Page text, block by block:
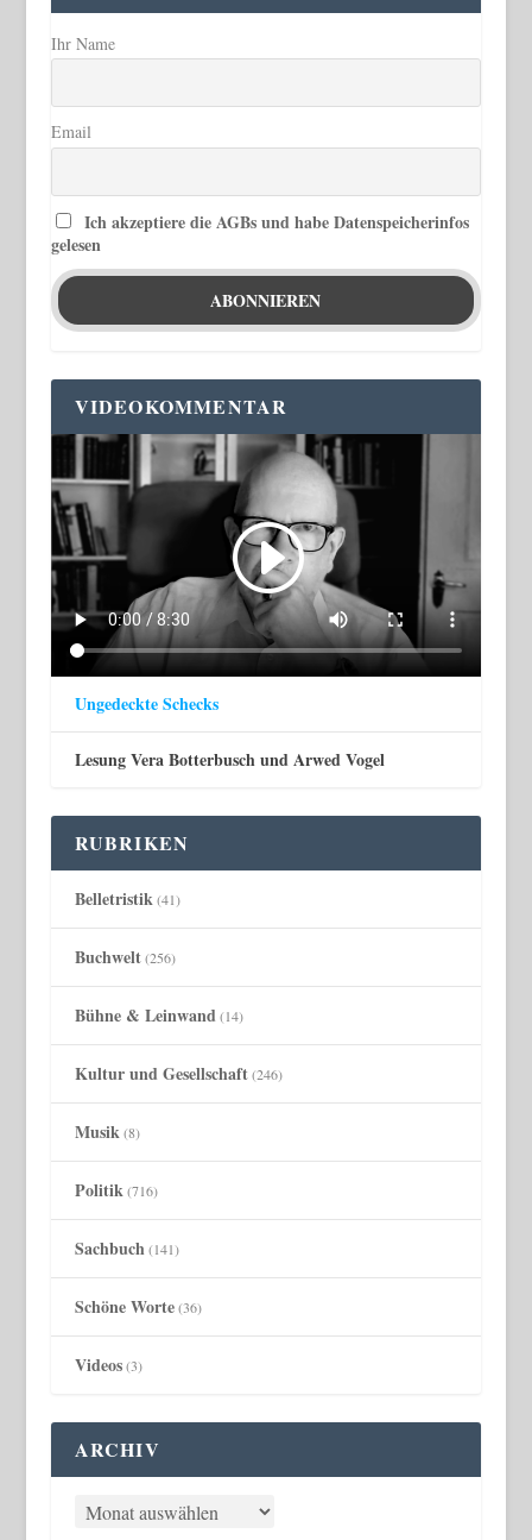
Ihr Name
Email
Ich akzeptiere die AGBs und habe Datenspeicherinfos
gelesen
VIDEOKOMMENTAR
Ungedeckte Schecks
Lesung Vera Botterbusch und Arwed Vogel
RUBRIKEN
Belletristik(41)
Buchwelt(256)
Bühne & Leinwand(14)
Kultur und Gesellschaft(246)
Musik(8)
Politik(716)
Sachbuch(141)
Schöne Worte(36)
Videos(3)
ARCHIV